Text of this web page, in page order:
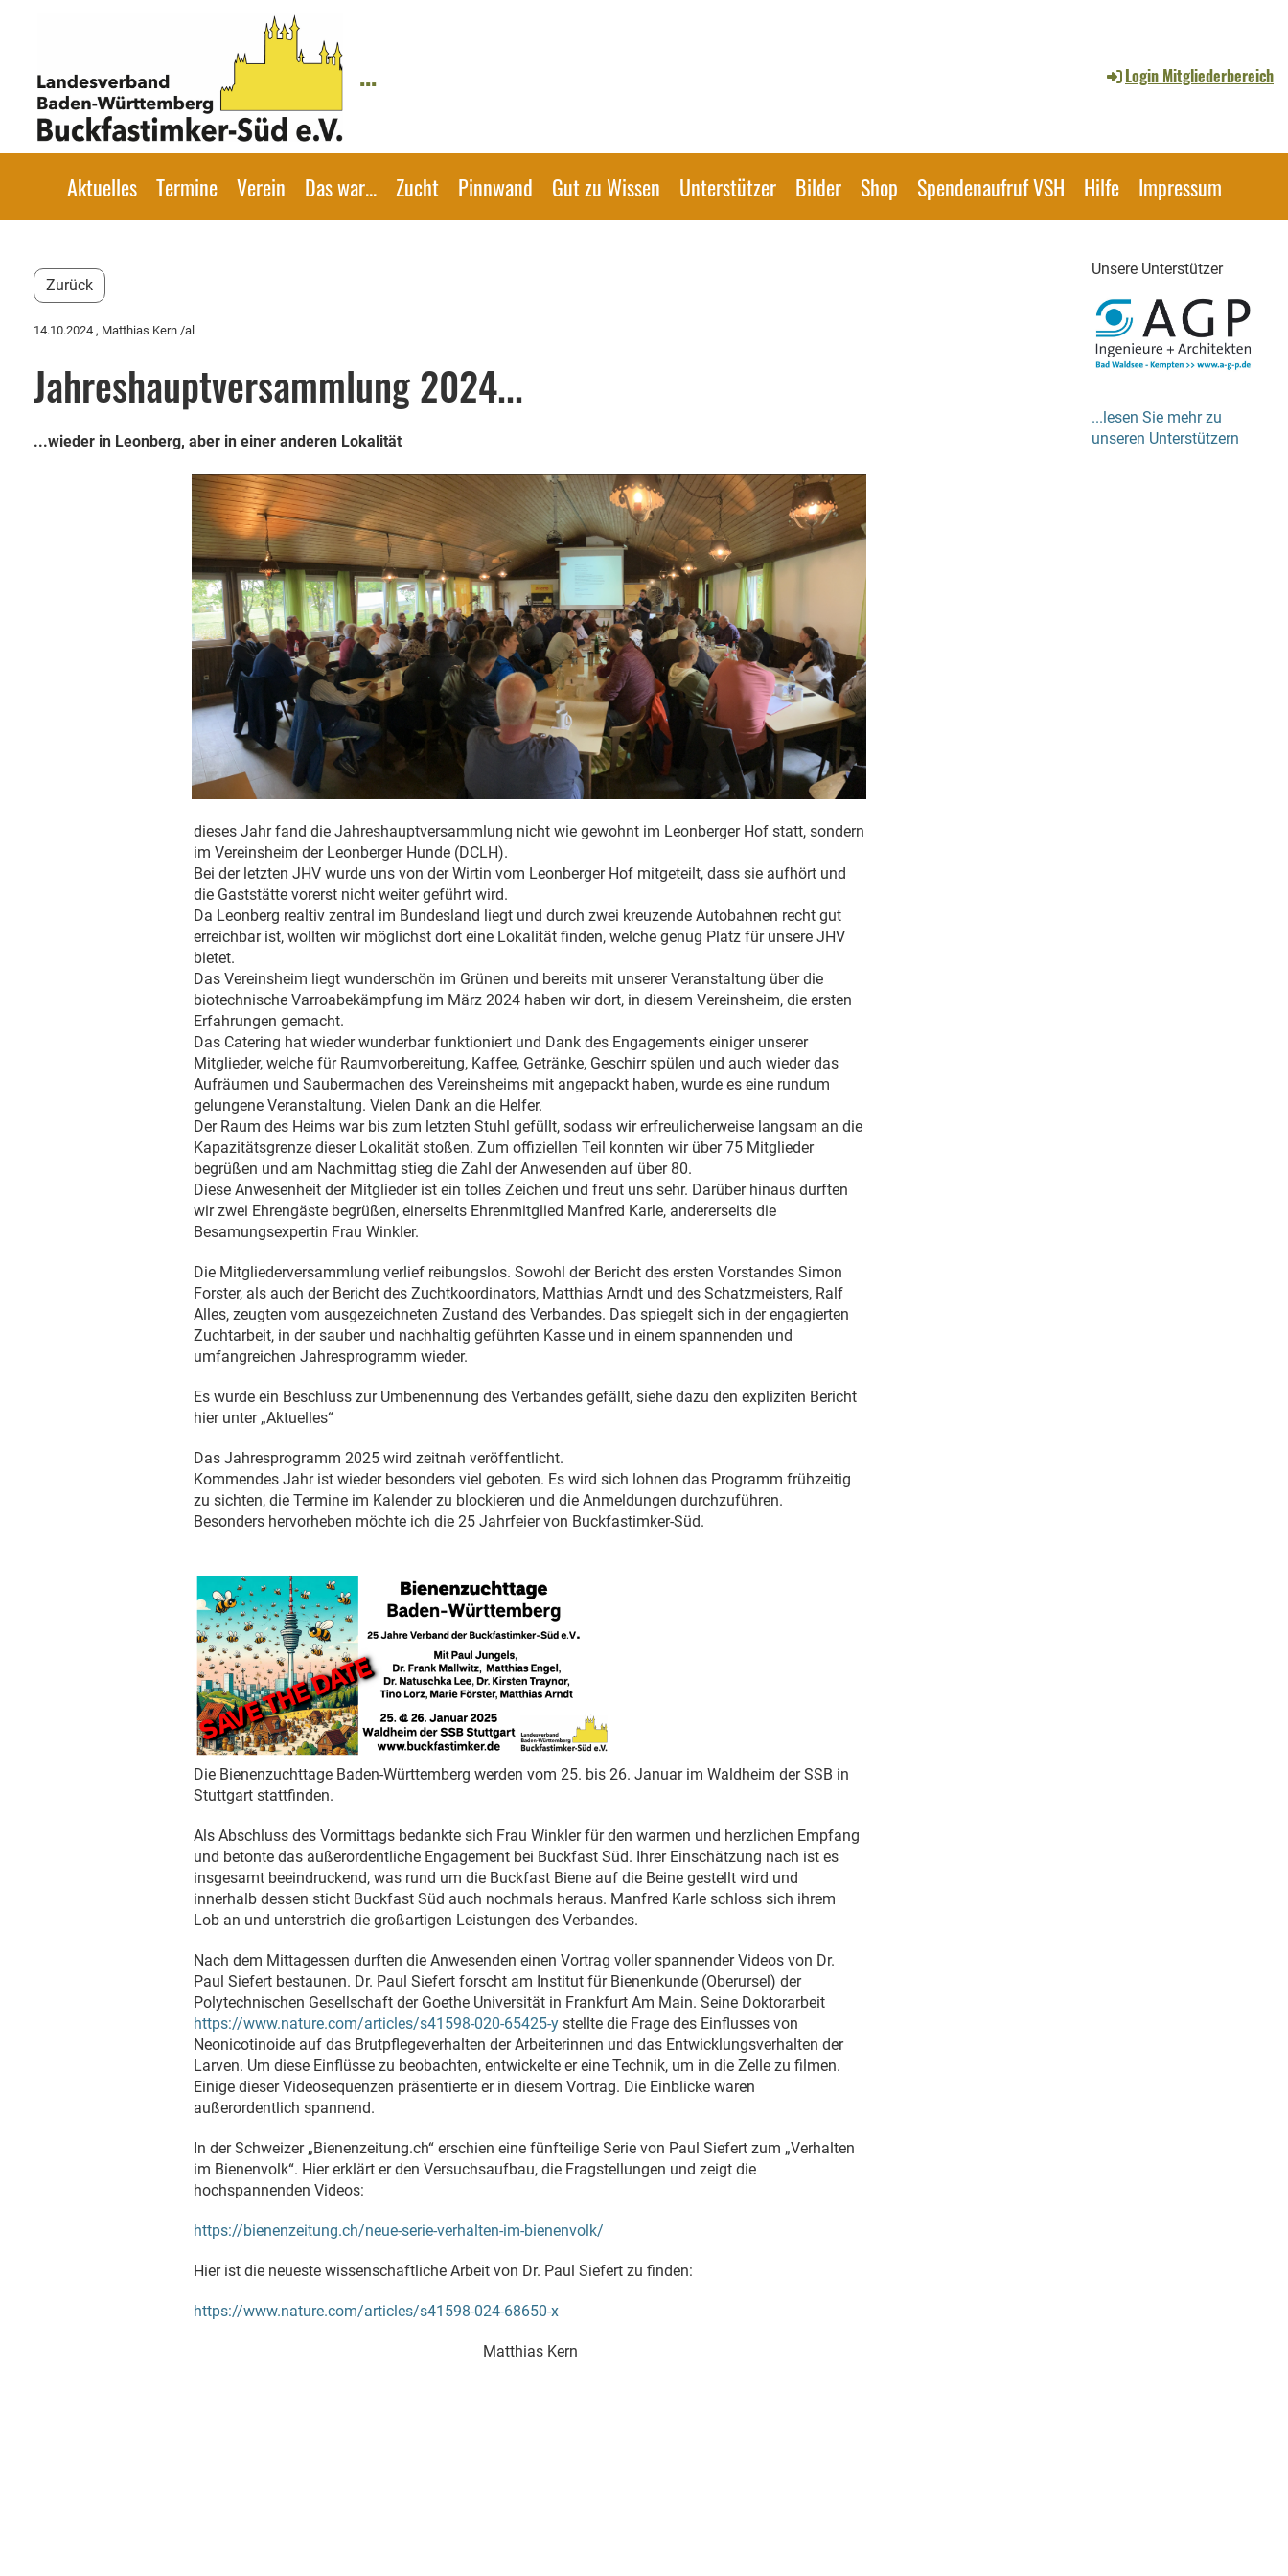
... Login Mitgliederbereich
Aktuelles Termine Verein Das war... Zucht Pinnwand Gut zu Wissen Unterstützer Bilder Shop Spendenaufruf VSH Hilfe Impressum
Zurück
14.10.2024 , Matthias Kern /al
Jahreshauptversammlung 2024...
...wieder in Leonberg, aber in einer anderen Lokalität
dieses Jahr fand die Jahreshauptversammlung nicht wie gewohnt im Leonberger Hof statt, sondern
im Vereinsheim der Leonberger Hunde (DCLH).
Bei der letzten JHV wurde uns von der Wirtin vom Leonberger Hof mitgeteilt, dass sie aufhört und
die Gaststätte vorerst nicht weiter geführt wird.
Da Leonberg realtiv zentral im Bundesland liegt und durch zwei kreuzende Autobahnen recht gut
erreichbar ist, wollten wir möglichst dort eine Lokalität finden, welche genug Platz für unsere JHV
bietet.
Das Vereinsheim liegt wunderschön im Grünen und bereits mit unserer Veranstaltung über die
biotechnische Varroabekämpfung im März 2024 haben wir dort, in diesem Vereinsheim, die ersten
Erfahrungen gemacht.
Das Catering hat wieder wunderbar funktioniert und Dank des Engagements einiger unserer
Mitglieder, welche für Raumvorbereitung, Kaffee, Getränke, Geschirr spülen und auch wieder das
Aufräumen und Saubermachen des Vereinsheims mit angepackt haben, wurde es eine rundum
gelungene Veranstaltung. Vielen Dank an die Helfer.
Der Raum des Heims war bis zum letzten Stuhl gefüllt, sodass wir erfreulicherweise langsam an die
Kapazitätsgrenze dieser Lokalität stoßen. Zum offiziellen Teil konnten wir über 75 Mitglieder
begrüßen und am Nachmittag stieg die Zahl der Anwesenden auf über 80.
Diese Anwesenheit der Mitglieder ist ein tolles Zeichen und freut uns sehr. Darüber hinaus durften
wir zwei Ehrengäste begrüßen, einerseits Ehrenmitglied Manfred Karle, andererseits die
Besamungsexpertin Frau Winkler.
Die Mitgliederversammlung verlief reibungslos. Sowohl der Bericht des ersten Vorstandes Simon
Forster, als auch der Bericht des Zuchtkoordinators, Matthias Arndt und des Schatzmeisters, Ralf
Alles, zeugten vom ausgezeichneten Zustand des Verbandes. Das spiegelt sich in der engagierten
Zuchtarbeit, in der sauber und nachhaltig geführten Kasse und in einem spannenden und
umfangreichen Jahresprogramm wieder.
Es wurde ein Beschluss zur Umbenennung des Verbandes gefällt, siehe dazu den expliziten Bericht
hier unter „Aktuelles“
Das Jahresprogramm 2025 wird zeitnah veröffentlicht.
Kommendes Jahr ist wieder besonders viel geboten. Es wird sich lohnen das Programm frühzeitig
zu sichten, die Termine im Kalender zu blockieren und die Anmeldungen durchzuführen.
Besonders hervorheben möchte ich die 25 Jahrfeier von Buckfastimker-Süd.
Die Bienenzuchttage Baden-Württemberg werden vom 25. bis 26. Januar im Waldheim der SSB in
Stuttgart stattfinden.
Als Abschluss des Vormittags bedankte sich Frau Winkler für den warmen und herzlichen Empfang
und betonte das außerordentliche Engagement bei Buckfast Süd. Ihrer Einschätzung nach ist es
insgesamt beeindruckend, was rund um die Buckfast Biene auf die Beine gestellt wird und
innerhalb dessen sticht Buckfast Süd auch nochmals heraus. Manfred Karle schloss sich ihrem
Lob an und unterstrich die großartigen Leistungen des Verbandes.
Nach dem Mittagessen durften die Anwesenden einen Vortrag voller spannender Videos von Dr.
Paul Siefert bestaunen. Dr. Paul Siefert forscht am Institut für Bienenkunde (Oberursel) der
Polytechnischen Gesellschaft der Goethe Universität in Frankfurt Am Main. Seine Doktorarbeit
https://www.nature.com/articles/s41598-020-65425-ystellte die Frage des Einflusses von
Neonicotinoide auf das Brutpflegeverhalten der Arbeiterinnen und das Entwicklungsverhalten der
Larven. Um diese Einflüsse zu beobachten, entwickelte er eine Technik, um in die Zelle zu filmen.
Einige dieser Videosequenzen präsentierte er in diesem Vortrag. Die Einblicke waren
außerordentlich spannend.
In der Schweizer „Bienenzeitung.ch“ erschien eine fünfteilige Serie von Paul Siefert zum „Verhalten
im Bienenvolk“. Hier erklärt er den Versuchsaufbau, die Fragstellungen und zeigt die
hochspannenden Videos:
https://bienenzeitung.ch/neue-serie-verhalten-im-bienenvolk/
Hier ist die neueste wissenschaftliche Arbeit von Dr. Paul Siefert zu finden:
https://www.nature.com/articles/s41598-024-68650-x
Matthias Kern
Unsere Unterstützer
...lesen Sie mehr zu
unseren Unterstützern